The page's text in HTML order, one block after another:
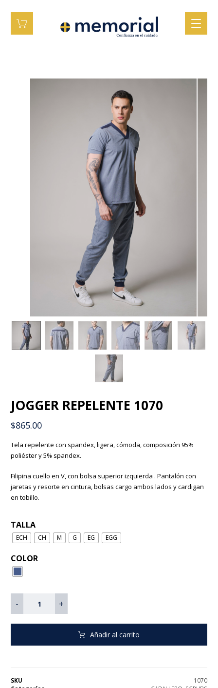
JOGGER REPELENTE 1070
$865.00
Tela repelente con spandex, ligera, cómoda, composición 95%
poliéster y 5% spandex.
Filipina cuello en V, con bolsa superior izquierda . Pantalón con
jaretas y resorte en cintura, bolsas cargo ambos lados y cardigan
en tobillo.
TALLA
ECH CH M G EG EGG
COLOR
- +
Añadir al carrito
SKU
1070